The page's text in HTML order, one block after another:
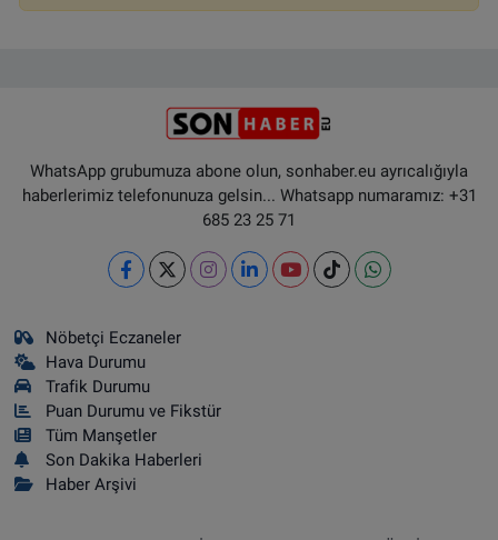
WhatsApp grubumuza abone olun, sonhaber.eu ayrıcalığıyla
haberlerimiz telefonunuza gelsin... Whatsapp numaramız: +31
685 23 25 71
Nöbetçi Eczaneler
Hava Durumu
Trafik Durumu
Puan Durumu ve Fikstür
Tüm Manşetler
Son Dakika Haberleri
Haber Arşivi